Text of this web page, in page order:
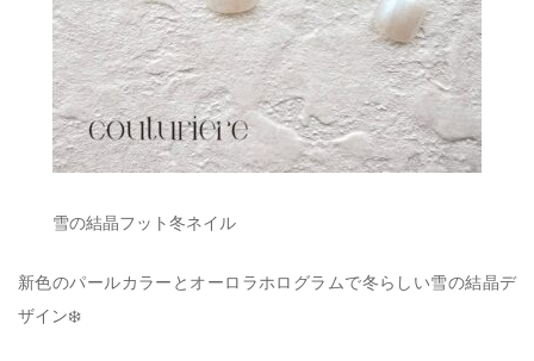
雪の結晶フット冬ネイル
新色のパールカラーとオーロラホログラムで冬らしい雪の結晶デ
ザイン❄️